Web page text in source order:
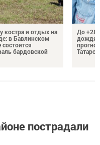
костра и отдых на
в Бавлинском
состоится
бардовской
До +28
пострадали